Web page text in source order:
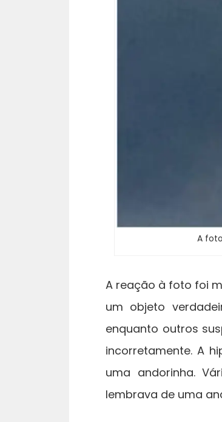
A
A reação à foto foi
um objeto
enquanto outros
incorretamente. A
uma andorinha.
lembrava de uma